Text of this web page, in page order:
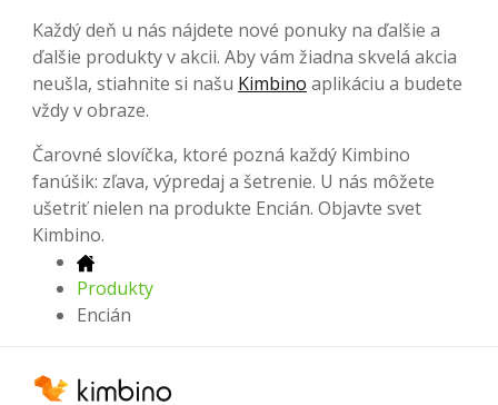
Každý deň u nás nájdete nové ponuky na ďalšie a
ďalšie produkty v akcii. Aby vám žiadna skvelá akcia
neušla, stiahnite si našu Kimbino aplikáciu a budete
vždy v obraze.
Čarovné slovíčka, ktoré pozná každý Kimbino
fanúšik: zľava, výpredaj a šetrenie. U nás môžete
ušetriť nielen na produkte Encián. Objavte svet
Kimbino.
Produkty
Encián